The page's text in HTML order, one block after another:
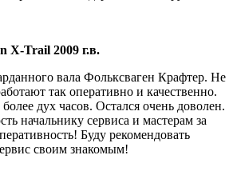
X-Trail 2009 г.в.
вала Фольксваген Крафтер. Не
так оперативно и качественно.
дух часов. Остался очень доволен.
начальнику сервиса и мастерам за
Буду рекомендовать
своим знакомым!